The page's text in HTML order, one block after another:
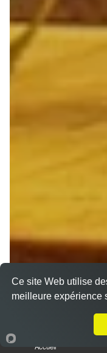
Accueil
Ce site Web utilise
meilleure expérience